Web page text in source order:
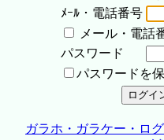
ﾒｰﾙ・電話番号
メール・電話
パスワード
パスワードを
ガラホ・ガラケー・ロ